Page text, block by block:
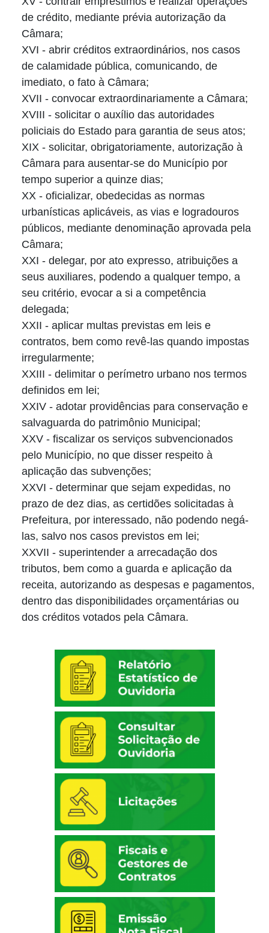
de crédito, mediante prévia autorização da
Câmara;
XVI - abrir créditos extraordinários, nos casos
de calamidade pública, comunicando, de
imediato, o fato à Câmara;
XVII - convocar extraordinariamente a Câmara;
XVIII - solicitar o auxílio das autoridades
policiais do Estado para garantia de seus atos;
XIX - solicitar, obrigatoriamente, autorização à
Câmara para ausentar-se do Município por
tempo superior a quinze dias;
XX - oficializar, obedecidas as normas
urbanísticas aplicáveis, as vias e logradouros
públicos, mediante denominação aprovada pela
Câmara;
XXI - delegar, por ato expresso, atribuições a
seus auxiliares, podendo a qualquer tempo, a
seu critério, evocar a si a competência
delegada;
XXII - aplicar multas previstas em leis e
contratos, bem como revê-las quando impostas
irregularmente;
XXIII - delimitar o perímetro urbano nos termos
definidos em lei;
XXIV - adotar providências para conservação e
salvaguarda do patrimônio Municipal;
XXV - fiscalizar os serviços subvencionados
pelo Município, no que disser respeito à
aplicação das subvenções;
XXVI - determinar que sejam expedidas, no
prazo de dez dias, as certidões solicitadas à
Prefeitura, por interessado, não podendo negá-
las, salvo nos casos previstos em lei;
XXVII - superintender a arrecadação dos
tributos, bem como a guarda e aplicação da
receita, autorizando as despesas e pagamentos,
dentro das disponibilidades orçamentárias ou
dos créditos votados pela Câmara.